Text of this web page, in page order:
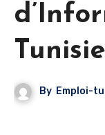
By Emploi-